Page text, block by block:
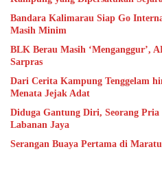
Bandara Kalimarau Siap Go
Masih Minim
BLK Berau Masih ‘Menganggur’,
Sarpras
Dari Cerita Kampung Tenggelam
Menata Jejak Adat
Diduga Gantung Diri, Seorang
Labanan Jaya
Serangan Buaya Pertama di